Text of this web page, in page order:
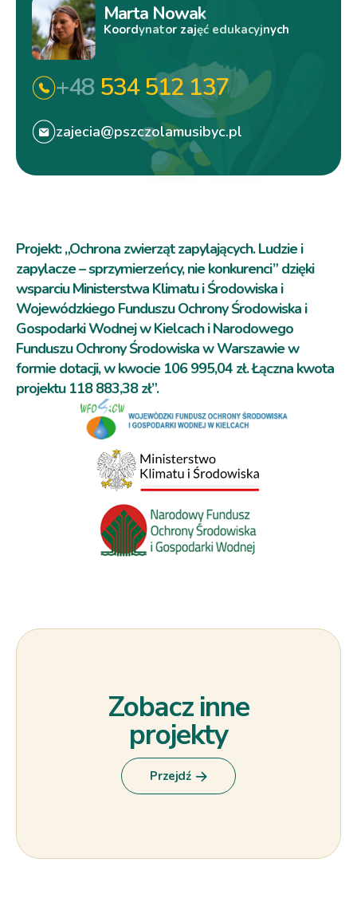
Marta Nowak
Koordynator zajęć edukacyjnych
+48 534 512 137
zajecia@pszczolamusibyc.pl
Projekt: „Ochrona zwierząt zapylających. Ludzie i
zapylacze – sprzymierzeńcy, nie konkurenci” dzięki
wsparciu Ministerstwa Klimatu i Środowiska i
Wojewódzkiego Funduszu Ochrony Środowiska i
Gospodarki Wodnej w Kielcach i Narodowego
Funduszu Ochrony Środowiska w Warszawie w
formie dotacji, w kwocie 106 995,04 zł. Łączna kwota
projektu 118 883,38 zł”.
Zobacz inne
projekty
Przejdź